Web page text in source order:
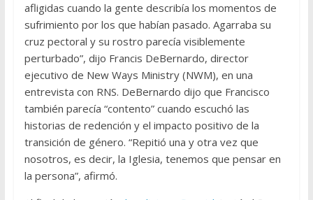
afligidas cuando la gente describía los momentos de
sufrimiento por los que habían pasado. Agarraba su
cruz pectoral y su rostro parecía visiblemente
perturbado”, dijo Francis DeBernardo, director
ejecutivo de New Ways Ministry (NWM), en una
entrevista con RNS. DeBernardo dijo que Francisco
también parecía “contento” cuando escuchó las
historias de redención y el impacto positivo de la
transición de género. “Repitió una y otra vez que
nosotros, es decir, la Iglesia, tenemos que pensar en
la persona”, afirmó.